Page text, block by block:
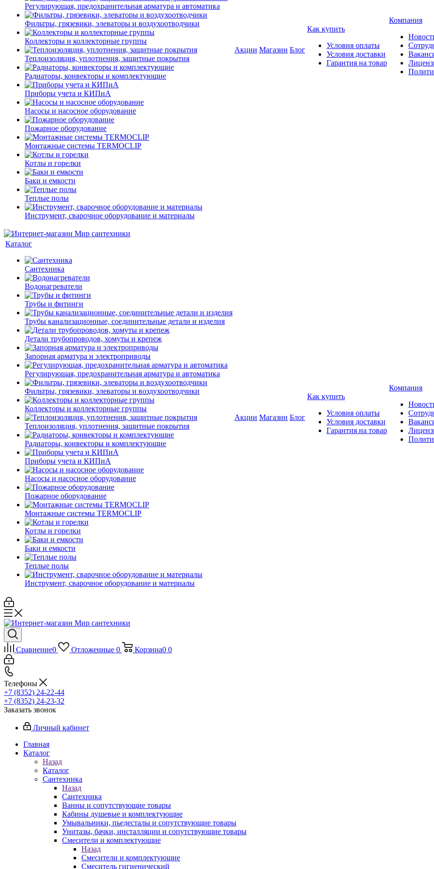
Регулирующая, предохранительная арматура и автоматика
Фильтры, грязевики, элеваторы и воздухоотводчики
Коллекторы и коллекторные группы
Теплоизоляция, уплотнения, защитные покрытия
Радиаторы, конвекторы и комплектующие
Приборы учета и КИПиА
Насосы и насосное оборудование
Пожарное оборудование
Монтажные системы TERMOCLIP
Котлы и горелки
Баки и емкости
Теплые полы
Инструмент, сварочное оборудование и материалы
Акции Магазин Блог
Как купить
Условия оплаты
Условия доставки
Гарантия на товар
Компания
Каталог
Сантехника
Водонагреватели
Трубы и фитинги
Трубы канализационные, соединительные детали и изделия
Детали трубопроводов, хомуты и крепеж
Запорная арматура и электроприводы
Регулирующая, предохранительная арматура и автоматика
Фильтры, грязевики, элеваторы и воздухоотводчики
Коллекторы и коллекторные группы
Теплоизоляция, уплотнения, защитные покрытия
Радиаторы, конвекторы и комплектующие
Приборы учета и КИПиА
Насосы и насосное оборудование
Пожарное оборудование
Монтажные системы TERMOCLIP
Котлы и горелки
Баки и емкости
Теплые полы
Инструмент, сварочное оборудование и материалы
Акции Магазин Блог
Как купить
Условия оплаты
Условия доставки
Гарантия на товар
Компания
Сравнение0 Отложенные 0 Корзина0 0
Телефоны
+7 (8352) 24-22-44
+7 (8352) 24-23-32
Заказать звонок
Личный кабинет
Главная
Каталог
Назад
Каталог
Сантехника
Назад
Сантехника
Ванны и сопутствующие товары
Кабины душевые и комплектующие
Умывальники, пьедесталы и сопутствующие товары
Унитазы, бачки, инсталляции и сопутствующие товары
Смесители и комплектующие
Назад
Смесители и комплектующие
Смеситель гигиенический